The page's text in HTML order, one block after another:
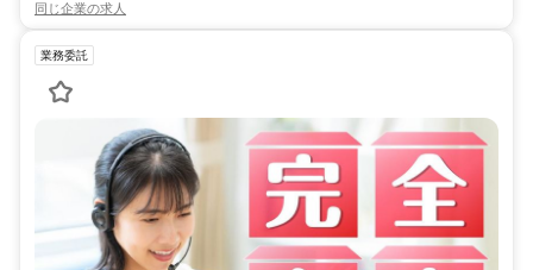
同じ企業の求人
業務委託